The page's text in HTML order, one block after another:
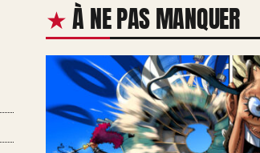
À NE PAS MANQUER